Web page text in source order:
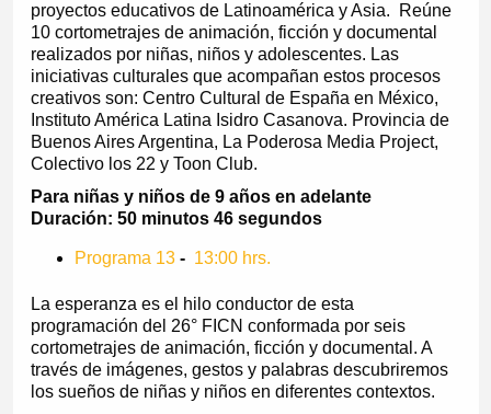
proyectos educativos de Latinoamérica y Asia. Reúne
10 cortometrajes de animación, ficción y documental
realizados por niñas, niños y adolescentes. Las
iniciativas culturales que acompañan estos procesos
creativos son: Centro Cultural de España en México,
Instituto América Latina Isidro Casanova. Provincia de
Buenos Aires Argentina, La Poderosa Media Project,
Colectivo los 22 y Toon Club.
Para niñas y niños de 9 años en adelante
Duración: 50 minutos 46 segundos
Programa 13- 13:00 hrs.
La esperanza es el hilo conductor de esta
programación del 26° FICN conformada por seis
cortometrajes de animación, ficción y documental. A
través de imágenes, gestos y palabras descubriremos
los sueños de niñas y niños en diferentes contextos.